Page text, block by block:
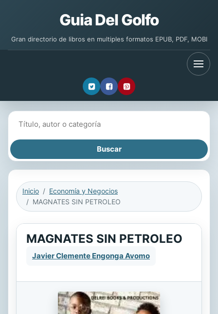
Guia Del Golfo
Gran directorio de libros en multiples formatos EPUB, PDF, MOBI
Inicio
Economía y Negocios
MAGNATES SIN PETROLEO
MAGNATES SIN PETROLEO
Javier Clemente Engonga Avomo